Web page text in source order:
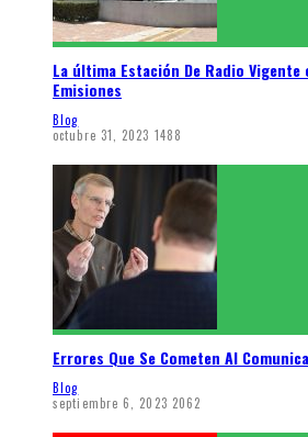
La última Estación De Radio Vigente
Emisiones
Blog
octubre 31, 2023 1488
Errores Que Se Cometen Al
Blog
septiembre 6, 2023 2062